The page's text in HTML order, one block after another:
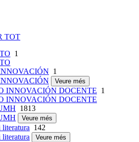
TOT
1
1
Veure més
INNOVACIÓN DOCENTE 1
INNOVACIÓN DOCENTE
1813
Veure més
142
Veure més